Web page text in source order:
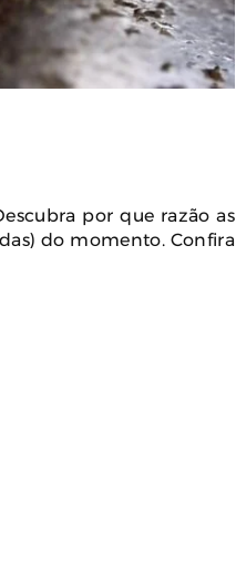
por que razão as
do momento. Confira